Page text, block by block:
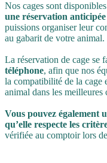
Nos cages sont
une réservation
puissions organiser leur
au gabarit de votre animal.
La réservation de cage se
téléphone, afin que nos
la compatibilité de la cage
animal dans les meilleures
Vous pouvez également
qu’elle respecte les
vérifiée au comptoir lors